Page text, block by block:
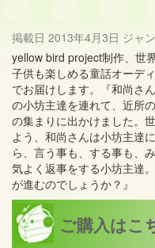
掲載日 2013年4月3日 ジャ
yellow bird project制作、世
子供も楽しめる童話オーデ
でお届けします。『和尚さ
の小坊主達を連れて、近所
の集まりに出かけました。
よう、和尚さんは小坊主達
ら、言う事も、する事も、
気よく返事をする小坊主達
が進むのでしょうか？』
ご購入はこ